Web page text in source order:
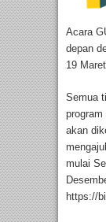
Acara
depan
19
Semua
akan
mulai
https://